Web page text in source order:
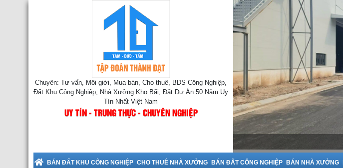
Chuyên: Tư vấn, Môi giới, Mua bán, Cho thuê, BĐS Công Nghiệp,
Đất Khu Công Nghiệp, Nhà Xưởng Kho Bãi, Đất Dự Án 50 Năm Uy
Tín Nhất Việt Nam
UY TÍN - TRUNG THỰC - CHUYÊN NGHIỆP
BÁN ĐẤT KHU CÔNG NGHIỆP CHO THUÊ NHÀ XƯỞNG BÁN ĐẤT CÔNG NGHIỆP BÁN NHÀ XƯỞNG